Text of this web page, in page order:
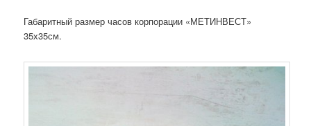
Габаритный размер часов корпорации «МЕТИНВЕСТ»
35х35см.